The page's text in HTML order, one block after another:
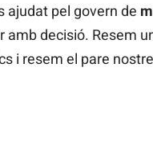
ajudat pel govern de
amb decisió. Resem
i resem el pare